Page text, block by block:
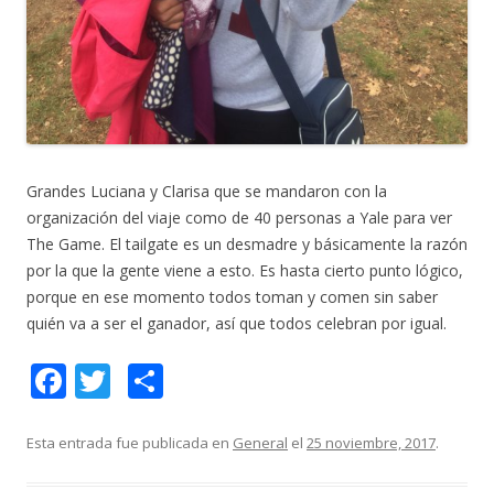
Grandes Luciana y Clarisa que se mandaron con la
organización del viaje como de 40 personas a Yale para ver
The Game. El tailgate es un desmadre y básicamente la razón
por la que la gente viene a esto. Es hasta cierto punto lógico,
porque en ese momento todos toman y comen sin saber
quién va a ser el ganador, así que todos celebran por igual.
F
e
T
itt m
Esta entrada fue publicada en General el 25 noviembre, 2017.